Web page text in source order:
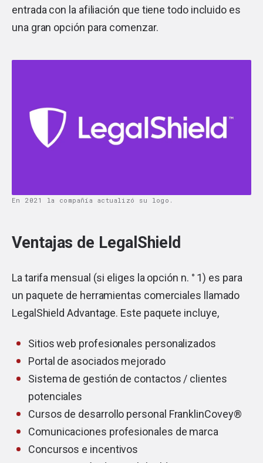
entrada con la afiliación que tiene todo incluido es
una gran opción para comenzar.
En 2021 la compañía actualizó su logo.
Ventajas de LegalShield
La tarifa mensual (si eliges la opción n. ° 1) es para
un paquete de herramientas comerciales llamado
LegalShield Advantage. Este paquete incluye,
Sitios web profesionales personalizados
Portal de asociados mejorado
Sistema de gestión de contactos / clientes
potenciales
Cursos de desarrollo personal FranklinCovey®
Comunicaciones profesionales de marca
Concursos e incentivos